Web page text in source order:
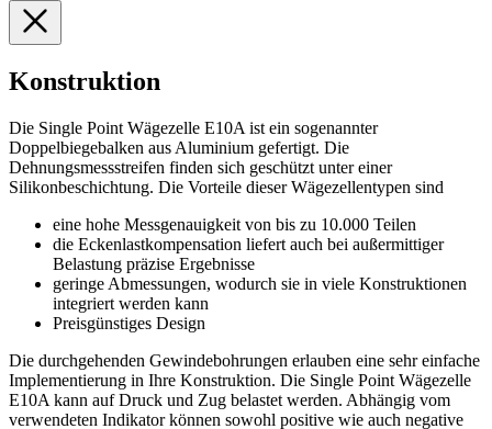
Konstruktion
Die Single Point Wägezelle E10A ist ein sogenannter
Doppelbiegebalken aus Aluminium gefertigt. Die
Dehnungsmessstreifen finden sich geschützt unter einer
Silikonbeschichtung. Die Vorteile dieser Wägezellentypen sind
eine hohe Messgenauigkeit von bis zu 10.000 Teilen
die Eckenlastkompensation liefert auch bei außermittiger
Belastung präzise Ergebnisse
geringe Abmessungen, wodurch sie in viele Konstruktionen
integriert werden kann
Preisgünstiges Design
Die durchgehenden Gewindebohrungen erlauben eine sehr einfache
Implementierung in Ihre Konstruktion. Die Single Point Wägezelle
E10A kann auf Druck und Zug belastet werden. Abhängig vom
verwendeten Indikator können sowohl positive wie auch negative